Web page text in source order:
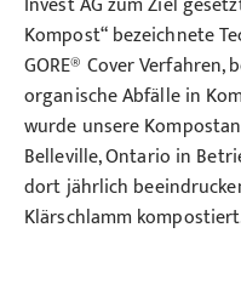
Kompost“ bezeichnete
GORE® Cover
organische Abfälle in
wurde unsere
Belleville, Ontario in
dort jährlich
Klärschlamm